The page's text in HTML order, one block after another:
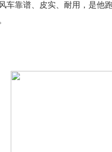
车靠谱、皮实、耐用，是他